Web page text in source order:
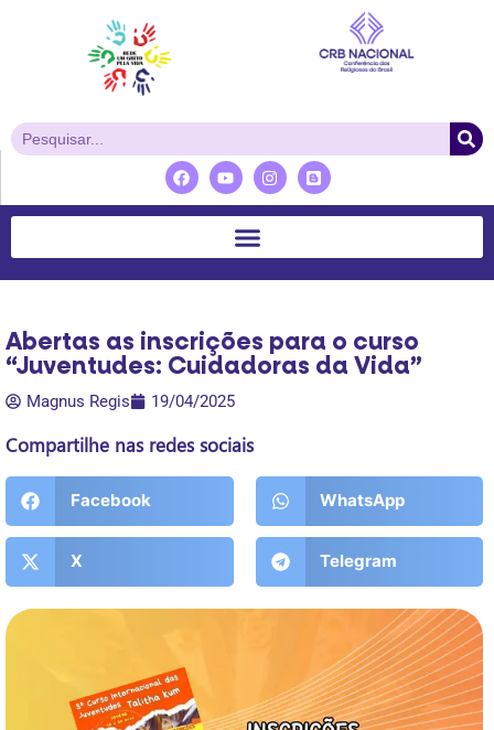
Abertas as inscrições para o curso
“Juventudes: Cuidadoras da Vida”
Magnus Regis 19/04/2025
Compartilhe nas redes sociais
Facebook WhatsApp
X Telegram